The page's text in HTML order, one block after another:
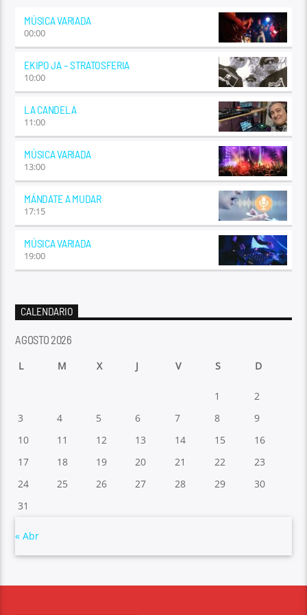
MÚSICA VARIADA
00:00
EKIPO JA – STRATOSFERIA
10:00
LA CANDELA
11:00
MÚSICA VARIADA
13:00
MÁNDATE A MUDAR
17:15
MÚSICA VARIADA
19:00
CALENDARIO
AGOSTO 2026
L M X J V S D
1
2
3
4 5 6 7 8
9
10
11 12 13 14 15
16
17
18 19 20 21 22
23
24
25 26 27 28 29
30
31
« Abr